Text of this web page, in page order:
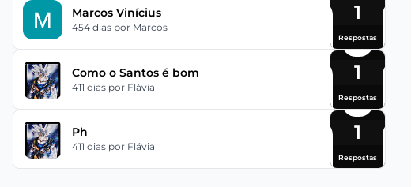
Marcos Vinícius
454 dias por Marcos
1
Respostas
Como o Santos é bom
411 dias por Flávia
1
Respostas
Ph
411 dias por Flávia
1
Respostas